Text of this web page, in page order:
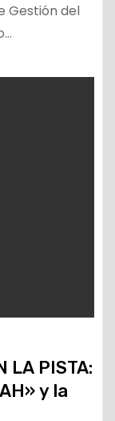
Gestión del
LA PISTA:
y la